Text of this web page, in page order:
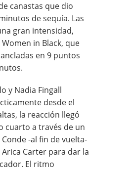
canastas que dio
de sequía. Las
gran intensidad,
in Black, que
en 9 puntos
y Nadia Fingall
desde el
la reacción llegó
cuarto a través de un
-al fin de vuelta-
Carter para dar la
El ritmo